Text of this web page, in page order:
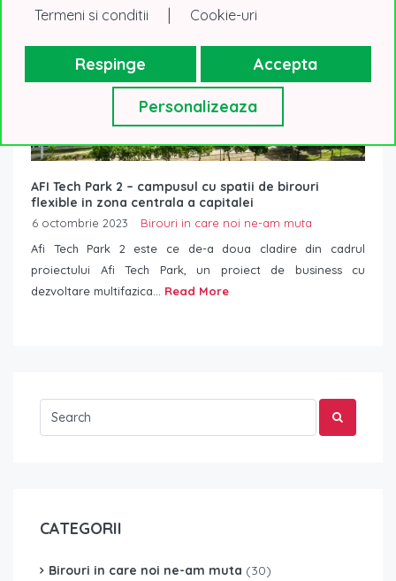
AFI Tech Park 2 – campusul cu spatii de birouri
flexible in zona centrala a capitalei
6 octombrie 2023
Birouri in care noi ne-am muta
Afi Tech Park 2 este ce de-a doua cladire din cadrul
proiectului Afi Tech Park, un proiect de business cu
dezvoltare multifazica... Read More
CATEGORII
Birouri in care noi ne-am muta (30)
Termeni si conditii | Cookie-uri
Respinge Accepta
Personalizeaza